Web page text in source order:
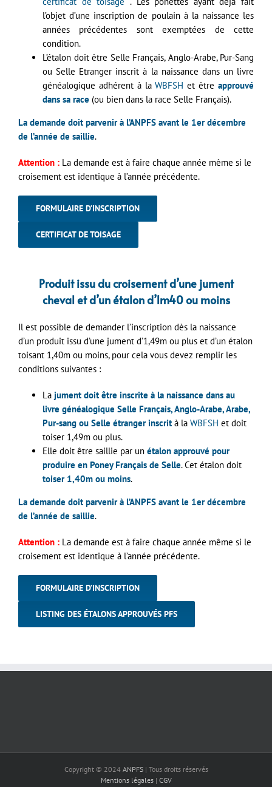
l’objet d’une inscription de poulain à la naissance les
années précédentes sont exemptées de cette
condition.
L’étalon doit être Selle Français, Anglo-Arabe, Pur-Sang
ou Selle Etranger inscrit à la naissance dans un livre
généalogique adhérent à laWBFSH et êtreapprouvé
dans sa race (ou bien dans la race Selle Français).
La demande doit parvenir à l’ANPFS avant le 1er décembre
de l’année de saillie.
Attention : La demande est à faire chaque année même si le
croisement est identique à l’année précédente.
FORMULAIRE D’INSCRIPTION
CERTIFICAT DE TOISAGE
Produit issu du croisement d’une jument
cheval et d’un étalon d’1m40 ou moins
Il est possible de demander l’inscription dès la naissance
d’un produit issu d’une jument d’1,49m ou plus et d’un étalon
toisant 1,40m ou moins, pour cela vous devez remplir les
conditions suivantes :
La jument doit être inscrite à la naissance dans au
livre généalogique Selle Français, Anglo-Arabe, Arabe,
Pur-sang ou Selle étranger inscrit à la WBFSH et doit
toiser 1,49m ou plus.
Elle doit être saillie par un étalon approuvé pour
produire en Poney Français de Selle. Cet étalon doit
toiser 1,40m ou moins.
La demande doit parvenir à l’ANPFS avant le 1er décembre
de l’année de saillie.
Attention : La demande est à faire chaque année même si le
croisement est identique à l’année précédente.
FORMULAIRE D’INSCRIPTION
LISTING DES ÉTALONS APPROUVÉS PFS
Copyright © 2024 ANPFS| Tous droits réservés
Mentions légales| CGV